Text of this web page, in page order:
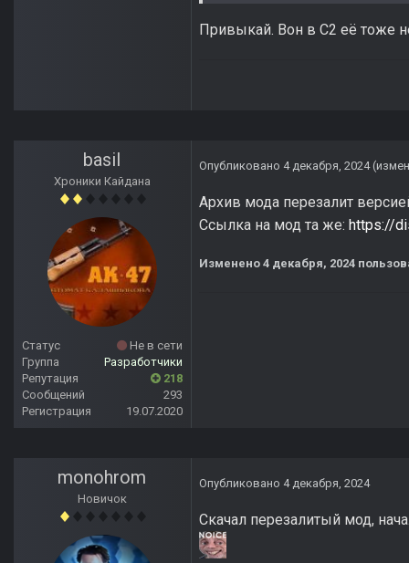
Привыкай. Вон в С2 её тоже
basil
Хроники Кайдана
Статус
Не в сети
Группа
Разработчики
Репутация
218
Сообщений
293
Регистрация
19.07.2020
Опубликовано 4 декабря, 2024
Архив мода перезалит
Ссылка на мод та же: https://
Изменено 4 декабря, 2024
monohrom
Новичок
Опубликовано 4 декабря, 2024
Скачал перезалитый мод,